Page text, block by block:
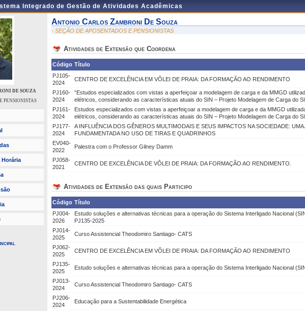
Integrado de Gestão de Atividades Acadêmicas
DE SOUZA
PENSIONISTAS
Horária
Antonio Carlos Zambroni De Souza
- SEÇÃO DE APOSENTADOS E PENSIONISTAS
Atividades de Extensão que Coordena
Código Título
PJ105-
2024
CENTRO DE EXCELÊNCIA EM VÔLEI DE PRAIA: DA FORMAÇÃO AO RENDIMENTO
PJ160-
2024
“Estudos especializados com vistas a aperfeiçoar a modelagem de carga e da MMGD
elétricos, considerando as características atuais do SIN – Projeto Modelagem de Carga do
PJ161-
2024
Estudos especializados com vistas a aperfeiçoar a modelagem de carga e da MMGD
elétricos, considerando as características atuais do SIN – Projeto Modelagem de Carga do
PJ177-
2024
A INFLUÊNCIA DOS GÊNEROS MULTIMODAIS E SEUS IMPACTOS NA SOCIEDADE: UMA
FUNDAMENTADA NO USO DE TIRAS E QUADRINHOS
EV040-
2022
Palestra com o Professor Gilney Damm
PJ058-
2021
CENTRO DE EXCELÊNCIA DE VÔLEI DE PRAIA: DA FORMAÇÃO AO RENDIMENTO.
Atividades de Extensão das quais Participo
Código Título
PJ004-
2026
Estudo soluções e alternativas técnicas para a operação do Sistema Interligado Nacional
PJ135-2025
PJ014-
2025
Curso Assistencial Theodomiro Santiago- CATS
PJ062-
2025
CENTRO DE EXCELÊNCIA EM VÔLEI DE PRAIA: DA FORMAÇÃO AO RENDIMENTO
PJ135-
2025
Estudo soluções e alternativas técnicas para a operação do Sistema Interligado Nacional
PJ013-
2024
Curso Assistencial Theodomiro Santiago- CATS
PJ206-
2024
Educação para a Sustentabilidade Energética